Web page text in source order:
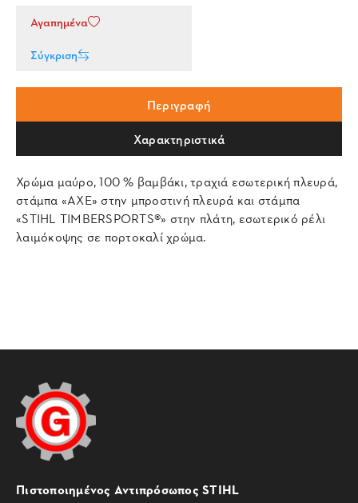
Αγαπημένα
Σύγκριση
Περιγραφή
Χαρακτηριστικά
Χρώμα μαύρο, 100 % βαμβάκι, τραχιά εσωτερική πλευρά,
στάμπα «AXE» στην μπροστινή πλευρά και στάμπα
«STIHL TIMBERSPORTS®» στην πλάτη, εσωτερικό ρέλι
λαιμόκοψης σε πορτοκαλί χρώμα.
Πιστοποιημένος Αντιπρόσωπος STIHL